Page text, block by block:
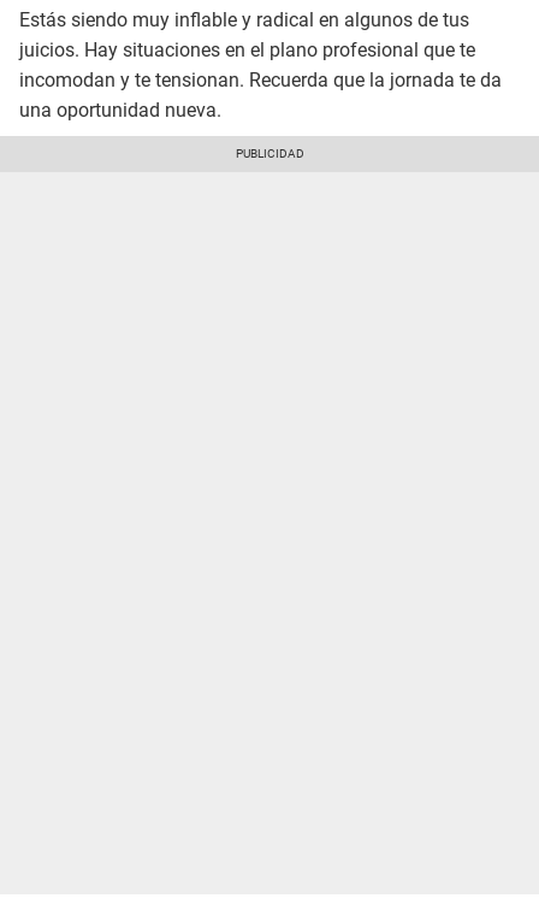
Estás siendo muy inflable y radical en algunos de tus
juicios. Hay situaciones en el plano profesional que te
incomodan y te tensionan. Recuerda que la jornada te da
una oportunidad nueva.